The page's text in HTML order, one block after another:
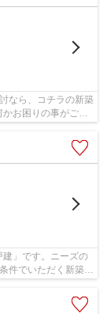
なら、コチラの新築
お困りの事がござ
」です。ニーズの
件でいただく新築戸